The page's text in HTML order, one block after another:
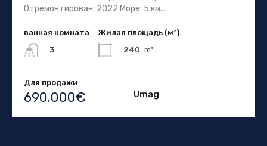
Отремонтирован: 2022 Море: 5 км...
ванная комната
3
Жилая площадь (м²)
240 m²
Для продажи
690.000€ Umag